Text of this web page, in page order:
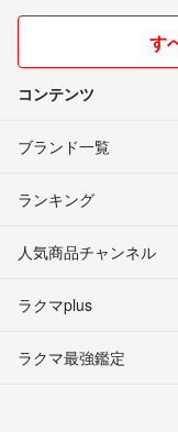
す
コンテンツ
ブランド一覧
ランキング
人気商品チャンネル
ラクマplus
ラクマ最強鑑定